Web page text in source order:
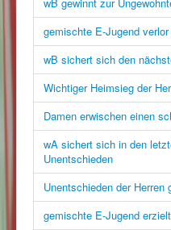
wB gewinnt zur
gemischte E-Jugend
wB sichert sich den
Wichtiger Heimsieg der
Damen erwischen einen
wA sichert sich in den
Unentschieden
Unentschieden der Herren
gemischte E-Jugend